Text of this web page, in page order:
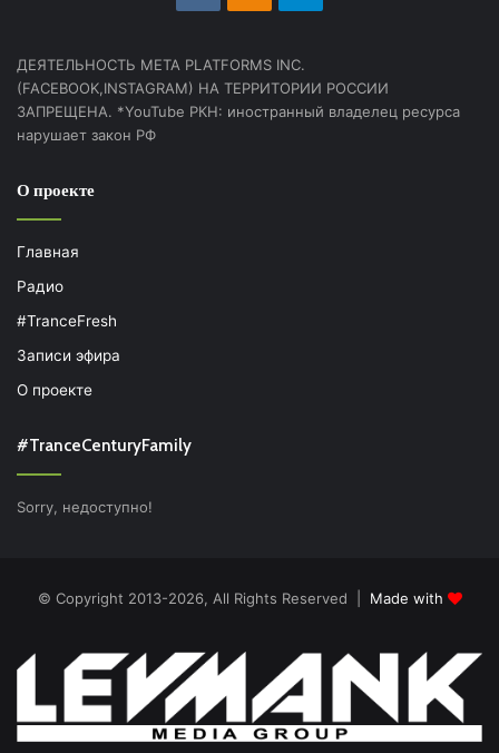
ДЕЯТЕЛЬНОСТЬ МЕТА PLATFORMS INC.
(FACEBOOK,INSTAGRAM) НА ТЕРРИТОРИИ РОССИИ
ЗАПРЕЩЕНА. *YouTube РКН: иностранный владелец ресурса
нарушает закон РФ
О проекте
Главная
Радио
#TranceFresh
Записи эфира
О проекте
#TranceCenturyFamily
Sorry, недоступно!
© Copyright 2013-2026, All Rights Reserved | Made with